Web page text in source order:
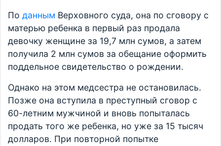
По данным Верховного суда, она по сговору с
матерью ребенка в первый раз продала
девочку женщине за 19,7 млн сумов, а затем
получила 2 млн сумов за обещание оформить
поддельное свидетельство о рождении.
Однако на этом медсестра не остановилась.
Позже она вступила в преступный сговор с
60-летним мужчиной и вновь попыталась
продать того же ребенка, но уже за 15 тысяч
долларов. При повторной попытке